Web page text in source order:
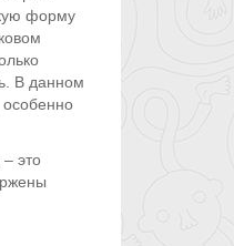
форму
В данном
особенно
это